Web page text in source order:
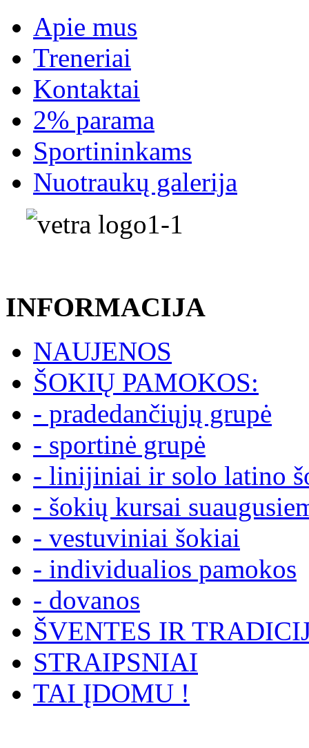
Apie mus
Treneriai
Kontaktai
2% parama
Sportininkams
Nuotraukų galerija
INFORMACIJA
NAUJENOS
ŠOKIŲ PAMOKOS:
- pradedančiųjų grupė
- sportinė grupė
- linijiniai ir solo latino
- šokių kursai
- vestuviniai šokiai
- individualios pamokos
- dovanos
ŠVENTES IR
STRAIPSNIAI
TAI ĮDOMU !